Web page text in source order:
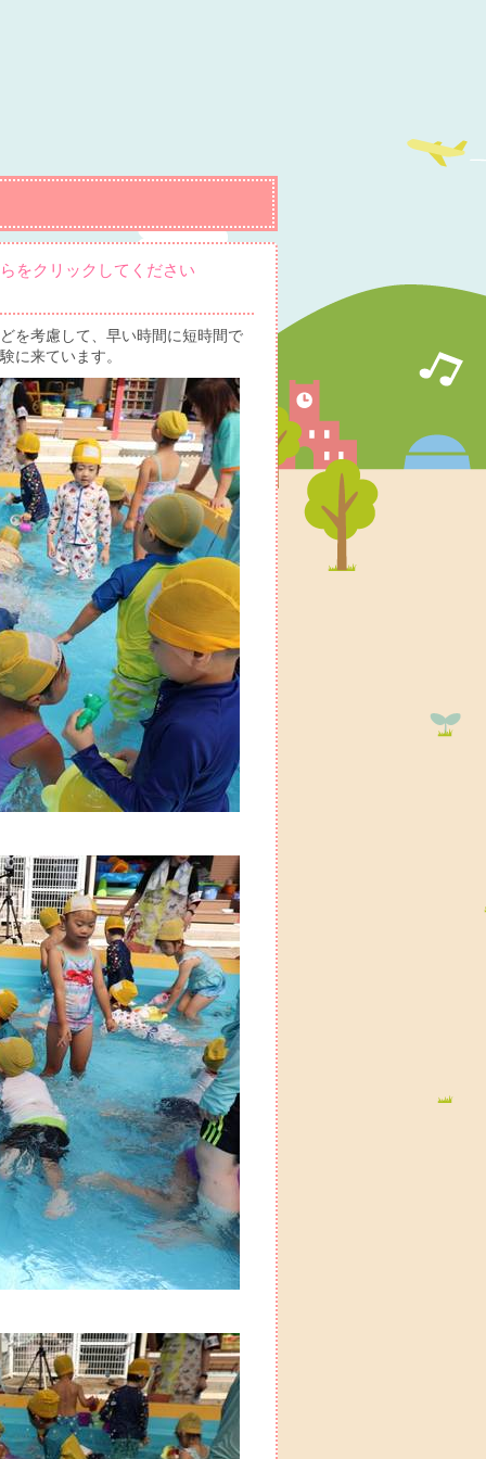
をクリックしてください
を考慮して、早い時間に短時間で
に来ています。